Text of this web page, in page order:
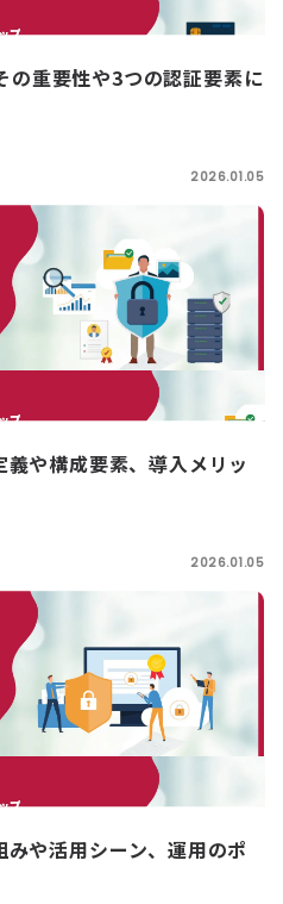
の重要性や3つの認証要素に
2026.01.05
や構成要素、導入メリッ
2026.01.05
や活用シーン、運用のポ